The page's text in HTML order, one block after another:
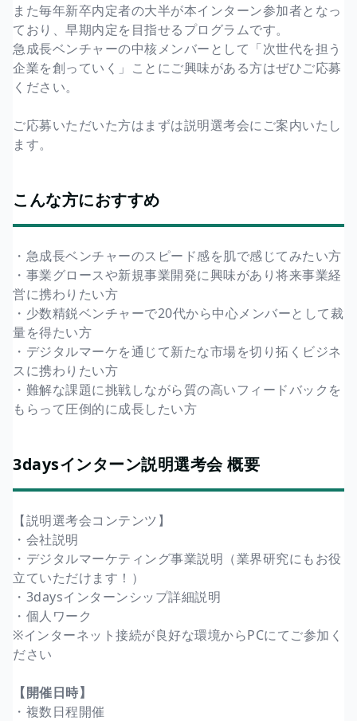
また毎年新卒内定者の大半が本インターン参加者となっ
ており、早期内定を目指せるプログラムです。
急成長ベンチャーの中核メンバーとして「次世代を担う
企業を創っていく」ことにご興味がある方はぜひご応募
ください。
ご応募いただいた方はまずは説明選考会にご案内いたし
ます。
こんな方におすすめ
・急成長ベンチャーのスピード感を肌で感じてみたい方
・事業グロースや新規事業開発に興味があり将来事業経
営に携わりたい方
・少数精鋭ベンチャーで20代から中心メンバーとして裁
量を得たい方
・デジタルマーケを通じて新たな市場を切り拓くビジネ
スに携わりたい方
・難解な課題に挑戦しながら質の高いフィードバックを
もらって圧倒的に成長したい方
3daysインターン説明選考会 概要
【説明選考会コンテンツ】
・会社説明
・デジタルマーケティング事業説明（業界研究にもお役
立ていただけます！）
・3daysインターンシップ詳細説明
・個人ワーク
※インターネット接続が良好な環境からPCにてご参加く
ださい
【開催日時】
・複数日程開催